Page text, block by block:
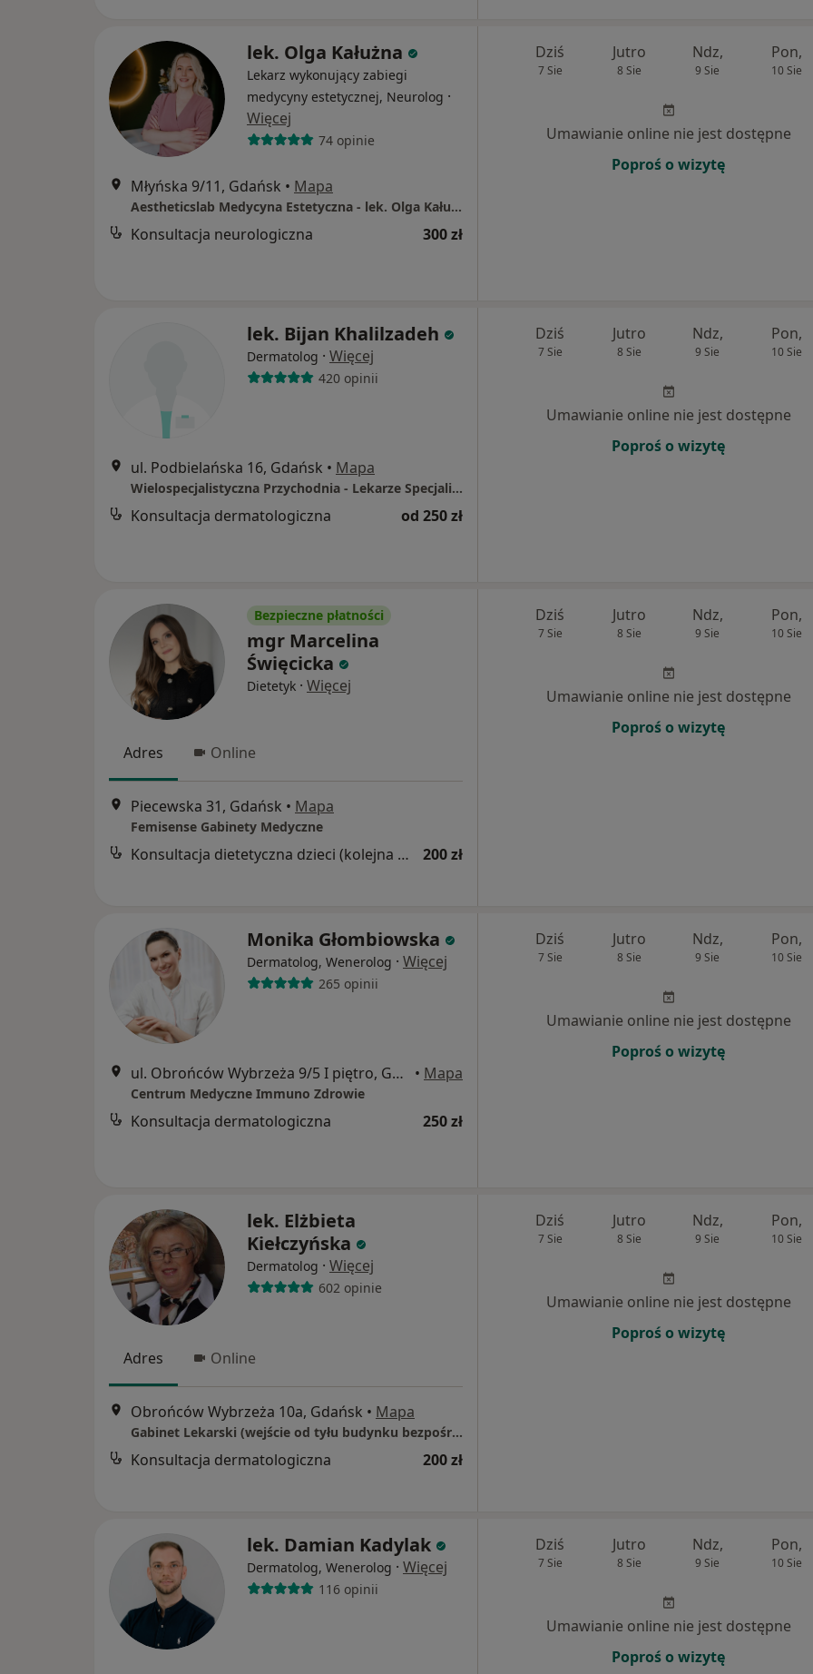
lek. Olga Kałużna
Lekarz wykonujący zabiegi
medycyny estetycznej, Neurolog ·
Więcej
74 opinie
Młyńska 9/11, Gdańsk • Mapa
Aestheticslab Medycyna Estetyczna - lek. Olga Kałużna
Konsultacja neurologiczna 300 zł
Dziś
7 Sie
Jutro
8 Sie
Ndz,
9 Sie
Pon,
10 Sie
Umawianie online nie jest dostępne
Poproś o wizytę
lek. Bijan Khalilzadeh
Dermatolog · Więcej
420 opinii
ul. Podbielańska 16, Gdańsk • Mapa
Wielospecjalistyczna Przychodnia - Lekarze Specjaliści
Konsultacja dermatologiczna od 250 zł
Dziś
7 Sie
Jutro
8 Sie
Ndz,
9 Sie
Pon,
10 Sie
Umawianie online nie jest dostępne
Poproś o wizytę
Bezpieczne płatności
mgr Marcelina
Święcicka
Dietetyk · Więcej
Adres Online
Piecewska 31, Gdańsk • Mapa
Femisense Gabinety Medyczne
Konsultacja dietetyczna dzieci (kolejna wizyta) 200 zł
Dziś
7 Sie
Jutro
8 Sie
Ndz,
9 Sie
Pon,
10 Sie
Umawianie online nie jest dostępne
Poproś o wizytę
Monika Głombiowska
Dermatolog, Wenerolog · Więcej
265 opinii
ul. Obrońców Wybrzeża 9/5 I piętro, Gdańsk • Mapa
Centrum Medyczne Immuno Zdrowie
Konsultacja dermatologiczna 250 zł
Dziś
7 Sie
Jutro
8 Sie
Ndz,
9 Sie
Pon,
10 Sie
Umawianie online nie jest dostępne
Poproś o wizytę
lek. Elżbieta
Kiełczyńska
Dermatolog · Więcej
602 opinie
Adres Online
Obrońców Wybrzeża 10a, Gdańsk • Mapa
Gabinet Lekarski (wejście od tyłu budynku bezpośrednie)
Konsultacja dermatologiczna 200 zł
Dziś
7 Sie
Jutro
8 Sie
Ndz,
9 Sie
Pon,
10 Sie
Umawianie online nie jest dostępne
Poproś o wizytę
lek. Damian Kadylak
Dermatolog, Wenerolog · Więcej
116 opinii
Dziś
7 Sie
Jutro
8 Sie
Ndz,
9 Sie
Pon,
10 Sie
Umawianie online nie jest dostępne
Poproś o wizytę